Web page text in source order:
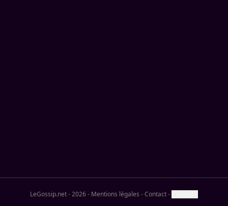
LeGossip.net - 2026- Mentions légales -Contact-